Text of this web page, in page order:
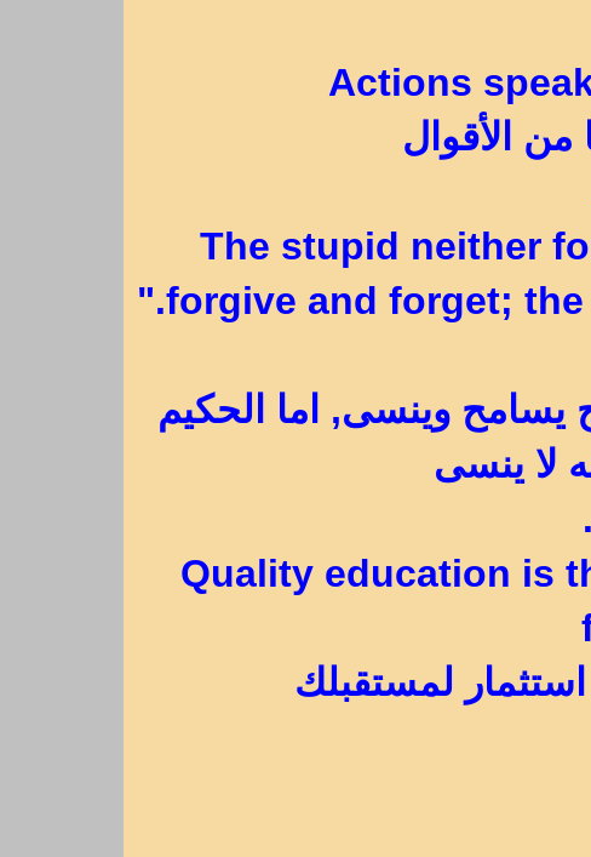
Actions
من الأقوال
The stupid neither
forgive and forget; the
يسامح وينسى, اما الحكيم
لا ينسى
Quality education is
استثمار لمستقبلك